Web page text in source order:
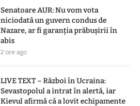
Senatoare AUR: Nu vom vota
niciodată un guvern condus de
Nazare, ar fi garanția prăbușirii în
abis
2 ore ago
LIVE TEXT – Război în Ucraina:
Sevastopolul a intrat în alertă, iar
Kievul afirmă că a lovit echipamente